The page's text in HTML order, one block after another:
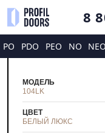
8
PO PDO PEO NO NEO
МОДЕЛЬ
104LK
ЦВЕТ
БЕЛЫЙ ЛЮКС